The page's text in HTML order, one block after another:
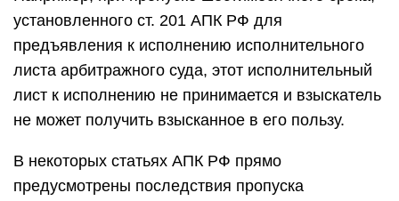
установленного ст. 201 АПК РФ для
предъявления к исполнению исполнительного
листа арбитражного суда, этот исполнительный
лист к исполнению не принимается и взыскатель
не может получить взысканное в его пользу.
В некоторых статьях АПК РФ прямо
предусмотрены последствия пропуска